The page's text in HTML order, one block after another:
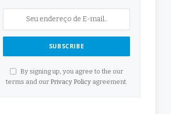
By signing up, you agree to the our
terms and our Privacy Policyagreement.